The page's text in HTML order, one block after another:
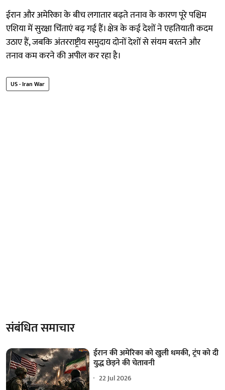
ईरान और अमेरिका के बीच लगातार बढ़ते तनाव के कारण पूरे पश्चिम
एशिया में सुरक्षा चिंताएं बढ़ गई हैं। क्षेत्र के कई देशों ने एहतियाती कदम
उठाए हैं, जबकि अंतरराष्ट्रीय समुदाय दोनों देशों से संयम बरतने और
तनाव कम करने की अपील कर रहा है।
US - Iran War
संबंधित समाचार
ईरान की अमेरिका को खुली धमकी, ट्रंप को दी
युद्ध छेड़ने की चेतावनी
22 Jul 2026